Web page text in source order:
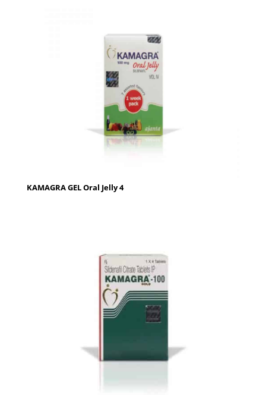
KAMAGRA GEL Oral Jelly 4